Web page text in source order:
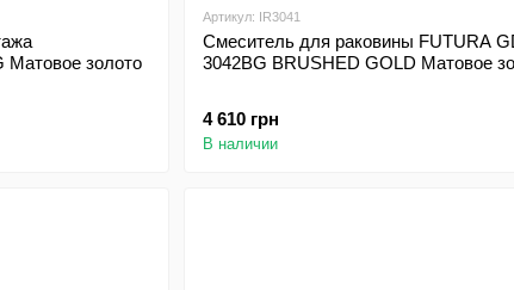
Матовое золото
Артикул: IR3041
Смеситель для раковины FUTURA
3042BG BRUSHED GOLD Матовое
4 610 грн
В наличии